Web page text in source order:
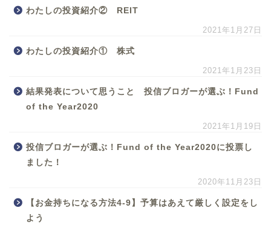
わたしの投資紹介② REIT
2021年1月27日
わたしの投資紹介① 株式
2021年1月23日
結果発表について思うこと 投信ブロガーが選ぶ！Fund
of the Year2020
2021年1月19日
投信ブロガーが選ぶ！Fund of the Year2020に投票し
ました！
2020年11月23日
【お金持ちになる方法4-9】予算はあえて厳しく設定をし
よう